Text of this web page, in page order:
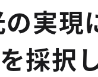
実現
採択